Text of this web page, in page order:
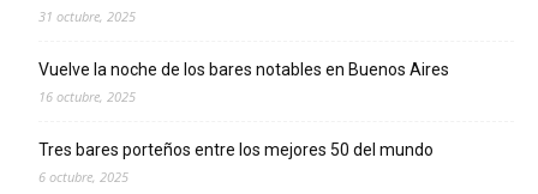
31 octubre, 2025
Vuelve la noche de los bares notables en Buenos Aires
16 octubre, 2025
Tres bares porteños entre los mejores 50 del mundo
6 octubre, 2025